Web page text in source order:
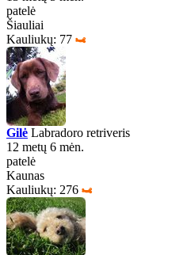
patelė
Šiauliai
Kauliukų: 77
Gilė Labradoro retriveris
12 metų 6 mėn.
patelė
Kaunas
Kauliukų: 276